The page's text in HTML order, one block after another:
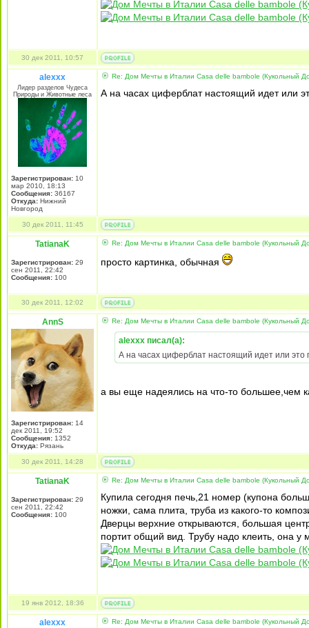
30 дек 2011, 10:57
alexxx
Лидер разделов Чудеса
Природы и Животные леса
Зарегистрирован: 10
мар 2010, 18:13
Сообщения: 36167
Откуда: Нижний
Новгород
Re: Дом Мечты в Италии Casa delle bambole (Кукольный
А на часах циферблат настоящий идет или
30 дек 2011, 11:45
TatianaK
Зарегистрирован: 29
сен 2011, 22:42
Сообщения: 100
Re: Дом Мечты в Италии Casa delle bambole (Кукольный
просто картинка, обычная
30 дек 2011, 12:02
AnnS
Зарегистрирован: 14
дек 2011, 19:52
Сообщения: 1352
Откуда: Рязань
Re: Дом Мечты в Италии Casa delle bambole (Кукольный
alexxx писал(а):
А на часах циферблат настоящий идет или это
а вы еще надеялись на что-то большее,чем
30 дек 2011, 14:28
TatianaK
Зарегистрирован: 29
сен 2011, 22:42
Сообщения: 100
Re: Дом Мечты в Италии Casa delle bambole (Кукольный
Купила сегодня печь,21 номер (купона
ножки, сама плита, труба из какого-то
Дверцы верхние открываются, большая
портит общий вид. Трубу надо клеить, она
19 янв 2012, 18:36
alexxx Re: Дом Мечты в Италии Casa delle bambole (Кукольный